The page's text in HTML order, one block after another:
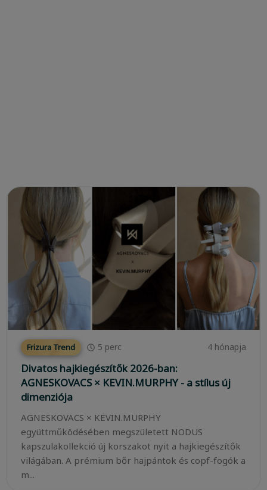
Frizura Trend 5 perc 4 hónapja
Divatos hajkiegészítők 2026-ban:
AGNESKOVACS × KEVIN.MURPHY - a stílus új
dimenziója
AGNESKOVACS × KEVIN.MURPHY
együttműködésében megszületett NODUS
kapszulakollekció új korszakot nyit a hajkiegészítők
világában. A prémium bőr hajpántok és copf-fogók a
m...